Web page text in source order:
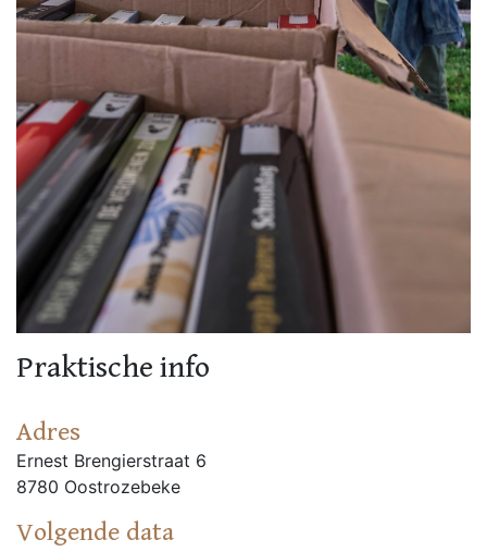
Praktische info
Adres
Ernest Brengierstraat 6
8780 Oostrozebeke
Volgende data